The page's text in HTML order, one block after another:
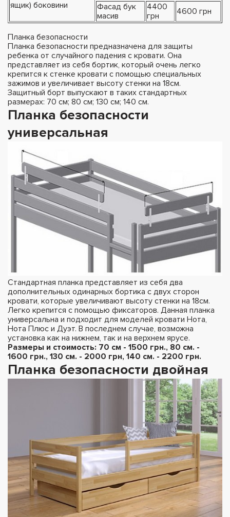
ящик) боковини
Фасад бук
масив
4400
грн
4600 грн
Планка безопасности
Планка безопасности предназначена для защиты
ребенка от случайного падения с кровати. Она
представляет из себя бортик, который очень легко
крепится к стенке кровати с помощью специальных
зажимов и увеличивает высоту стенки на 18см.
Защитный борт выпускают в таких стандартных
размерах: 70 см; 80 см; 130 см; 140 см.
Планка безопасности
универсальная
Стандартная планка представляет из себя два
дополнительных одинарных бортика с двух сторон
кровати, которые увеличивают высоту стенки на 18см.
Легко крепится с помощью фиксаторов. Данная планка
универсальна и подходит для моделей кровати Нота,
Нота Плюс и Дуэт. В последнем случае, возможна
установка как на нижнем, так и на верхнем ярусе.
Размеры и стоимость: 70 см - 1500 грн., 80 см. -
1600 грн., 130 см. - 2000 грн, 140 см. - 2200 грн.
Планка безопасности двойная